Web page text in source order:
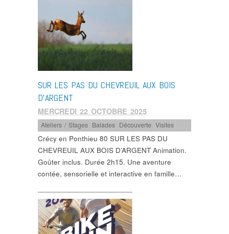
SUR LES PAS DU CHEVREUIL AUX BOIS
D’ARGENT
MERCREDI 22 OCTOBRE 2025
Ateliers / Stages Balades Découverte ,Visites
Crécy en Ponthieu 80 SUR LES PAS DU
CHEVREUIL AUX BOIS D’ARGENT Animation.
Goûter inclus. Durée 2h15. Une aventure
contée, sensorielle et interactive en famille…